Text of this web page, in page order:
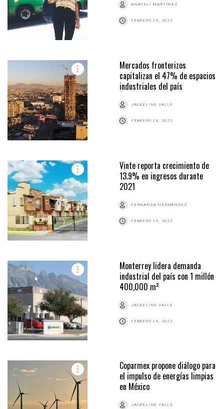
ANAYELI MARTÍNEZ
FEBRERO 24, 2022
Mercados fronterizos
capitalizan el 47% de espacios
industriales del país
JACKELINE VALLE
FEBRERO 24, 2022
Vinte reporta crecimiento de
13.9% en ingresos durante
2021
FERNANDA HERNÁNDEZ
FEBRERO 24, 2022
Monterrey lidera demanda
industrial del país con 1 millón
400,000 m²
JACKELINE VALLE
FEBRERO 24, 2022
Coparmex propone diálogo para
el impulso de energías limpias
en México
JACKELINE VALLE